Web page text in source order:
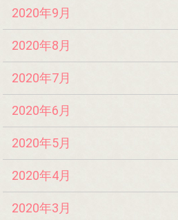
2020年9月
2020年8月
2020年7月
2020年6月
2020年5月
2020年4月
2020年3月